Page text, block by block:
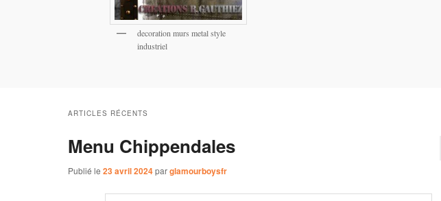
decoration murs metal style
industriel
ARTICLES RÉCENTS
Menu Chippendales
Publié le 23 avril 2024parglamourboysfr